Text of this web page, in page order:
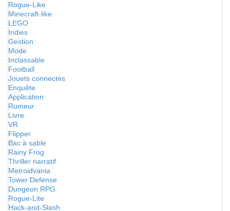
Rogue-Like
Minecraft-like
LEGO
Indies
Gestion
Mode
Inclassable
Football
Jouets connectés
Enquête
Application
Rumeur
Livre
VR
Flipper
Bac à sable
Rainy Frog
Thriller narratif
Metroidvania
Tower Defense
Dungeon RPG
Rogue-Lite
Hack-and-Slash